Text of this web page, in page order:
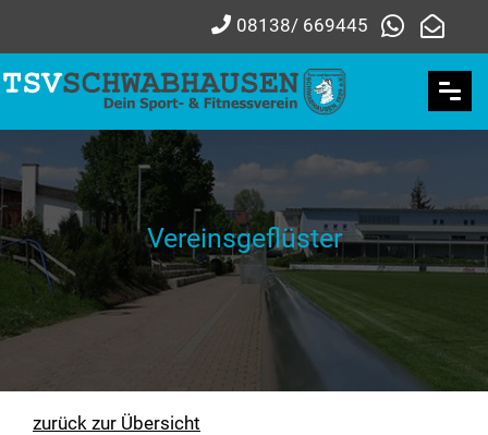
08138/ 669445
Vereinsgeflüster
zurück zur Übersicht